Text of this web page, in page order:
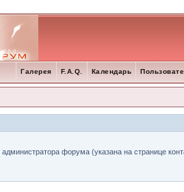
Календарь
F.A.Q.
Галерея
форума (указана на странице